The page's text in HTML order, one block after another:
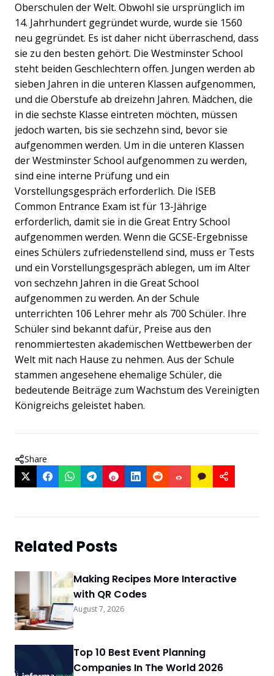
Oberschulen der Welt. Obwohl sie ursprünglich im
14. Jahrhundert gegründet wurde, wurde sie 1560
neu gegründet. Es ist daher nicht überraschend, dass
sie zu den besten gehört. Die Westminster School
steht beiden Geschlechtern offen. Jungen werden ab
sieben Jahren in die unteren Klassen aufgenommen,
und die Oberstufe ab dreizehn Jahren. Mädchen, die
in die sechste Klasse eintreten möchten, müssen
jedoch warten, bis sie sechzehn sind, bevor sie
aufgenommen werden. Um in die unteren Klassen
der Westminster School aufgenommen zu werden,
sind eine interne Prüfung und ein
Vorstellungsgespräch erforderlich. Die ISEB
Common Entrance Exam ist für 13-Jährige
erforderlich, damit sie in die Great Entry School
aufgenommen werden. Wenn die GCSE-Ergebnisse
eines Schülers zufriedenstellend sind, muss er Tests
und ein Vorstellungsgespräch ablegen, um im Alter
von sechzehn Jahren in die Great School
aufgenommen zu werden. An der Schule
unterrichten 106 Lehrer mehr als 700 Schüler. Ihre
Schüler sind bekannt dafür, Preise aus den
renommiertesten akademischen Wettbewerben der
Welt mit nach Hause zu nehmen. Aus der Schule
stammen angesehene ehemalige Schüler, die
bedeutende Beiträge zum Wachstum des Vereinigten
Königreichs geleistet haben.
Share
Related Posts
Making Recipes More Interactive
with QR Codes
August 7, 2026
Top 10 Best Event Planning
Companies In The World 2026